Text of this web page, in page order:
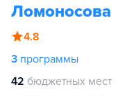
Ломоносова
4.8
3 программы
42 бюджетных мест